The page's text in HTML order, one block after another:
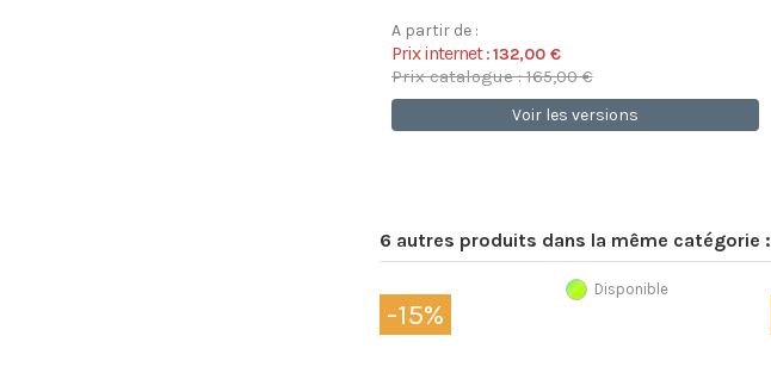
A partir de :
Prix internet :132,00 €
Prix catalogue : 165,00 €
Voir les versions
6 autres produits dans la même catégorie :
-15%
Disponible